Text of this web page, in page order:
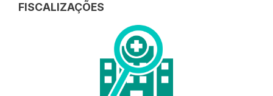
FISCALIZAÇÕES